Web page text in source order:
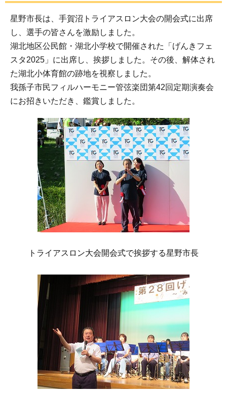
星野市長は、手賀沼トライアスロン大会の開会式に出席
し、選手の皆さんを激励しました。
湖北地区公民館・湖北小学校で開催された「げんきフェ
スタ2025」に出席し、挨拶しました。その後、解体され
た湖北小体育館の跡地を視察しました。
我孫子市民フィルハーモニー管弦楽団第42回定期演奏会
にお招きいただき、鑑賞しました。
トライアスロン大会開会式で挨拶する星野市長